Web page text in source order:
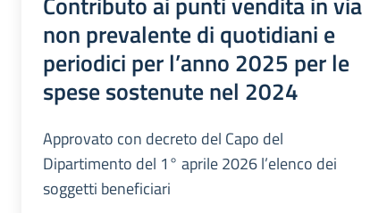
non prevalente di quotidiani e
periodici per l’anno 2025 per le
spese sostenute nel 2024
Approvato con decreto del Capo del
Dipartimento del 1° aprile 2026 l’elenco dei
soggetti beneficiari